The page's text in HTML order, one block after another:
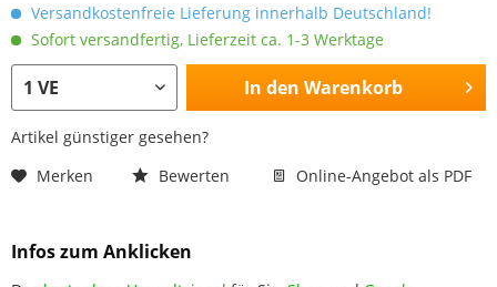
Versandkostenfreie Lieferung innerhalb Deutschland!
Sofort versandfertig, Lieferzeit ca. 1-3 Werktage
In den Warenkorb
Artikel günstiger gesehen?
Merken
Bewerten Online-Angebot als PDF
Infos zum Anklicken